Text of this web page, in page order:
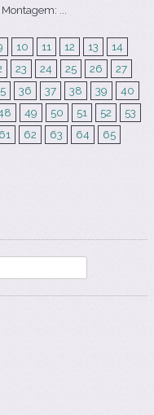
...
10 11 12 13
14
23 24 25 26
27
36 37 38 39
40
49 50 51 52
53
61 62 63 64
65